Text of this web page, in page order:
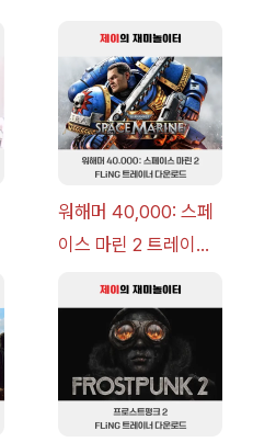
워해머 40,000: 스페
이스 마린 2 트레이너
v14.0+] 다운로드